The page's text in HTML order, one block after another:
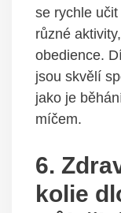
se rychle
různé
obedience.
jsou skvělí
jako je
míčem.
6.
kolie